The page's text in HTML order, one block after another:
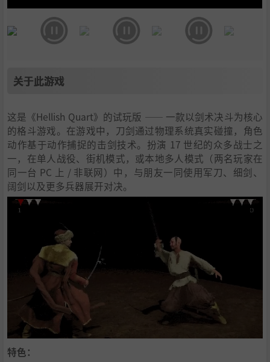
关于此游戏
这是《Hellish Quart》的试玩版 —— 一款以剑术决斗为核心
的格斗游戏。在游戏中，刀剑通过物理系统真实碰撞，角色
动作基于动作捕捉的击剑技术。扮演 17 世纪的众多战士之
一，在单人战役、街机模式，或本地多人模式（两名玩家在
同一台 PC 上 / 非联网）中，与朋友一同使用军刀、细剑、
阔剑以及更多兵器展开对决。
特色：